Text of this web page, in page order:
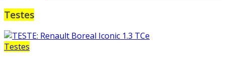
Testes
Testes